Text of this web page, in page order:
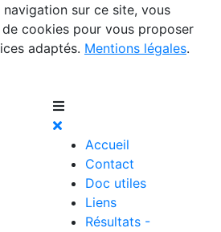
sur ce site, vous
cookies pour vous proposer
adaptés. Mentions légales.
Accueil
Contact
Doc utiles
Liens
Résultats -